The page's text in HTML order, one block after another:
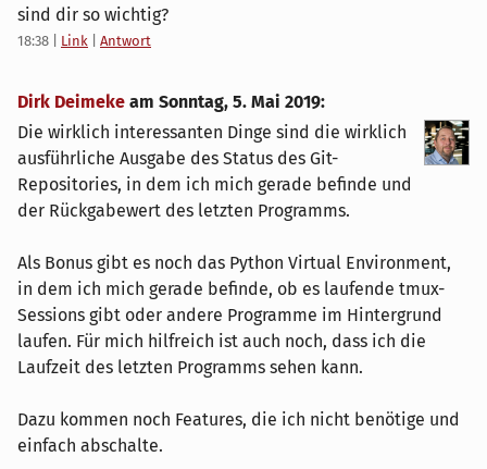
sind dir so wichtig?
18:38 Link Antwort
Dirk Deimeke am Sonntag, 5. Mai 2019:
Die wirklich interessanten Dinge sind die wirklich
ausführliche Ausgabe des Status des Git-
Repositories, in dem ich mich gerade befinde und
der Rückgabewert des letzten Programms.
Als Bonus gibt es noch das Python Virtual Environment,
in dem ich mich gerade befinde, ob es laufende tmux-
Sessions gibt oder andere Programme im Hintergrund
laufen. Für mich hilfreich ist auch noch, dass ich die
Laufzeit des letzten Programms sehen kann.
Dazu kommen noch Features, die ich nicht benötige und
einfach abschalte.